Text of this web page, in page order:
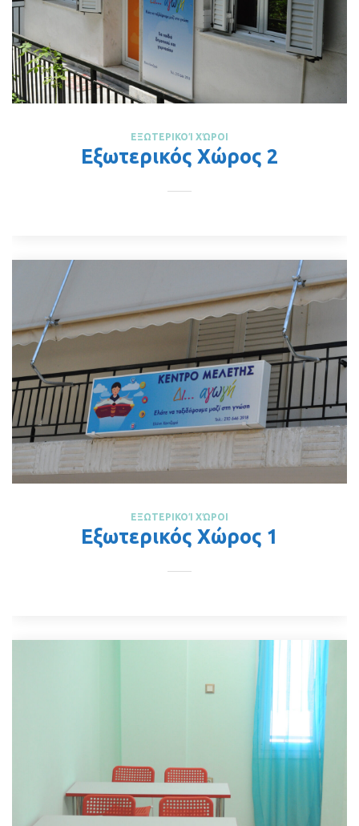
ΕΞΩΤΕΡΙΚΟΊ ΧΏΡΟΙ
Εξωτερικός Χώρος 2
ΕΞΩΤΕΡΙΚΟΊ ΧΏΡΟΙ
Εξωτερικός Χώρος 1